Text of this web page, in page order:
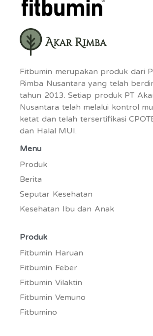
Fitbumin merupakan produk dari
Rimba Nusantara yang telah
tahun 2013. Setiap produk PT
Nusantara telah melalui kontrol
ketat dan telah tersertifikasi
dan Halal MUI.
Menu
Produk
Berita
Seputar Kesehatan
Kesehatan Ibu dan Anak
Produk
Fitbumin Haruan
Fitbumin Feber
Fitbumin Vilaktin
Fitbumin Vemuno
Fitbumino